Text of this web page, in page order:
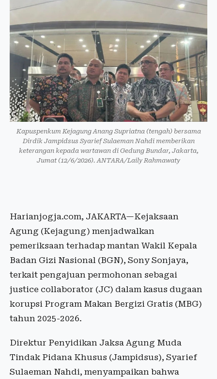
Kapuspenkum Kejagung Anang Supriatna (tengah) bersama
Dirdik Jampidsus Syarief Sulaeman Nahdi memberikan
keterangan kepada wartawan di Gedung Bundar, Jakarta,
Jumat (12/6/2026). ANTARA/Laily Rahmawaty
Harianjogja.com, JAKARTA—Kejaksaan
Agung (Kejagung) menjadwalkan
pemeriksaan terhadap mantan Wakil Kepala
Badan Gizi Nasional (BGN), Sony Sonjaya,
terkait pengajuan permohonan sebagai
justice collaborator (JC) dalam kasus dugaan
korupsi Program Makan Bergizi Gratis (MBG)
tahun 2025-2026.
Direktur Penyidikan Jaksa Agung Muda
Tindak Pidana Khusus (Jampidsus), Syarief
Sulaeman Nahdi, menyampaikan bahwa